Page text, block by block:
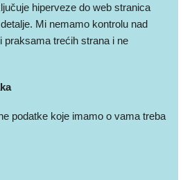
hiperveze do web stranica
Mi nemamo kontrolu nad
praksama trećih strana i ne
podatke koje imamo o vama treba